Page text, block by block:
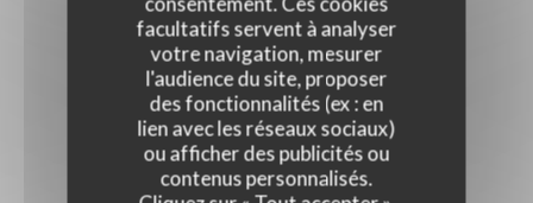
facultatifs servent à analyser
votre navigation, mesurer
l'audience du site, proposer
des fonctionnalités (ex : en
lien avec les réseaux sociaux)
ou afficher des publicités ou
contenus personnalisés.